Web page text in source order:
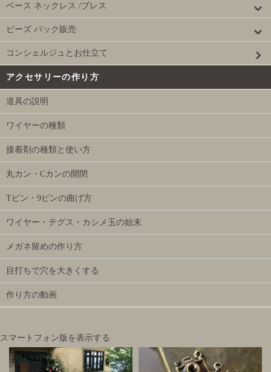
ベース ネックレス /ブレス
ビーズ パック販売
コンシェルジュとお仕立て
アクセサリーの作り方
道具の説明
ワイヤーの種類
接着剤の種類と使い方
丸カン・Cカンの開閉
Tピン・9ピンの曲げ方
ワイヤー・テグス・カシメ玉の始末
メガネ留めの作り方
目打ちで穴を大きくする
作り方の動画
スマートフォン版を表示する